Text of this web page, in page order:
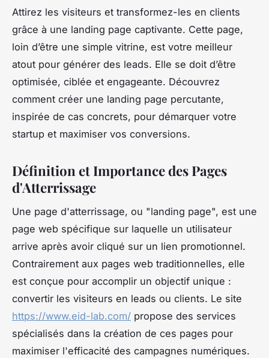
Attirez les visiteurs et transformez-les en clients
grâce à une landing page captivante. Cette page,
loin d’être une simple vitrine, est votre meilleur
atout pour générer des leads. Elle se doit d’être
optimisée, ciblée et engageante. Découvrez
comment créer une landing page percutante,
inspirée de cas concrets, pour démarquer votre
startup et maximiser vos conversions.
Définition et Importance des Pages
d'Atterrissage
Une page d'atterrissage, ou "landing page", est une
page web spécifique sur laquelle un utilisateur
arrive après avoir cliqué sur un lien promotionnel.
Contrairement aux pages web traditionnelles, elle
est conçue pour accomplir un objectif unique :
convertir les visiteurs en leads ou clients. Le site
https://www.eid-lab.com/ propose des services
spécialisés dans la création de ces pages pour
maximiser l'efficacité des campagnes numériques.